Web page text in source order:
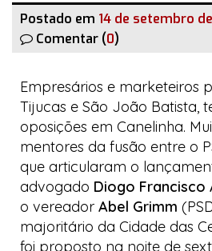
Postado em 14 de setembro
Comentar (0)
Empresários e marketeiros
Tijucas e São João Batista,
oposições em Canelinha.
mentores da fusão entre o
que articularam o
advogado Diogo Francisco
o vereador Abel Grimm
majoritário da Cidade das
foi proposto na noite de